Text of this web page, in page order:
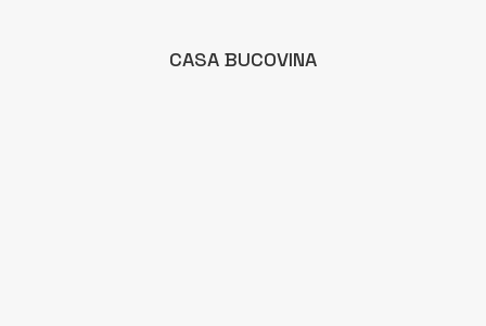
CASA BUCOVINA